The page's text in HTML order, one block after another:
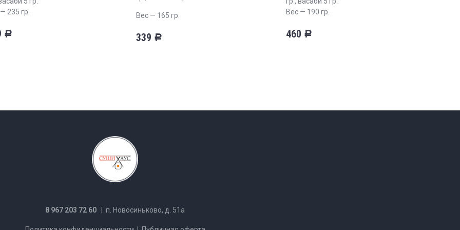
235 гр.
Р
Вес — 165 гр.
339 Р
Вес — 190 гр.
460 Р
8 967 203 72 60 | п. Новосиньково, д. 51а